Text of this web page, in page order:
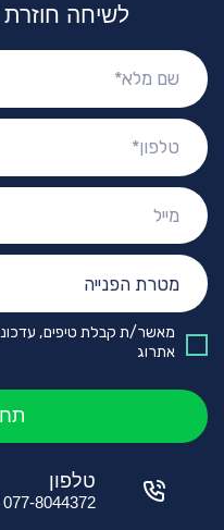
לשיחה
שם
מלא:
טלפון:
מייל:
מטרת
הפנייה:
מאשר/ת קבלת טיפים,
אתרוג
טלפון
077-8044372